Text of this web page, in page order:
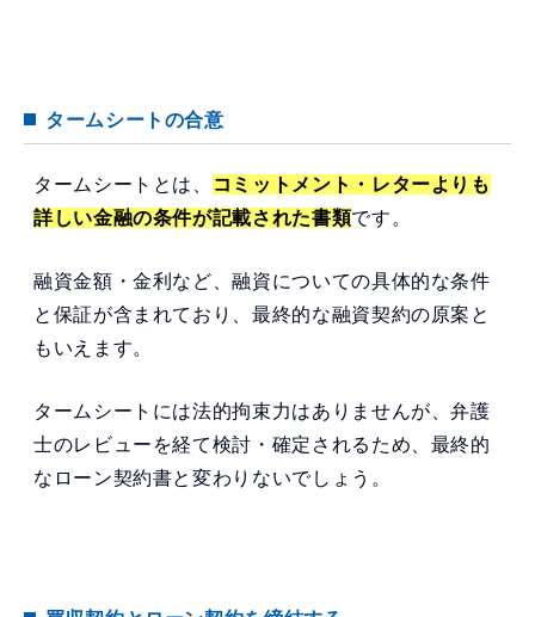
タームシートの合意
タームシート とは、
コミットメント・レターよりも
詳しい金融の条件が記載された書類です。
融資金額・金利など、融資についての具体的な条件
と保証が含まれており、最終的な融資契約の原案と
もいえます。
タームシートには法的拘束力はありませんが、弁護
士のレビューを経て検討・確定されるため、最終的
なローン契約書と変わりないでしょう。